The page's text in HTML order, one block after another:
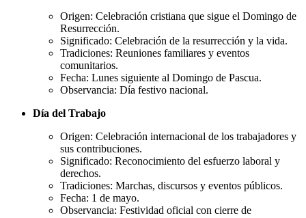
Origen: Celebración cristiana que sigue el Domingo de
Resurrección.
Significado: Celebración de la resurrección y la vida.
Tradiciones: Reuniones familiares y eventos
comunitarios.
Fecha: Lunes siguiente al Domingo de Pascua.
Observancia: Día festivo nacional.
Día del Trabajo
Origen: Celebración internacional de los trabajadores y
sus contribuciones.
Significado: Reconocimiento del esfuerzo laboral y
derechos.
Tradiciones: Marchas, discursos y eventos públicos.
Fecha: 1 de mayo.
Observancia: Festividad oficial con cierre de